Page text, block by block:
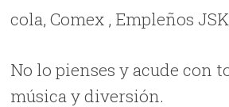
cola, Comex , Empleños
No lo pienses y acude con
música y diversión.